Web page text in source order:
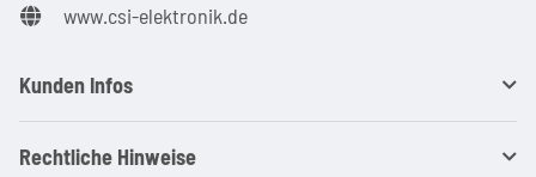
www.csi-elektronik.de
Kunden Infos
Rechtliche Hinweise